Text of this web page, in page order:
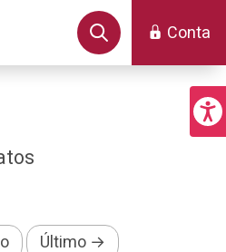
Conta
Último →